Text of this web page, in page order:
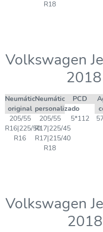
R18
Volkswagen
Neumático
original
Neumático
personalizado
PCD
205/55
R16|225/50
R16
205/55
R17|225/45
R17|215/40
R18
5*112
Volkswagen